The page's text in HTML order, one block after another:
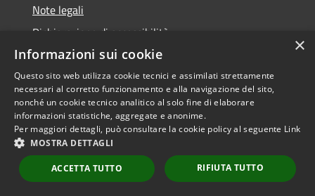
Note legali
Dichiarazione di accessibilità
RSS
Accessibilità
Privacy
Cookie
Mappa del sito
Copyright © 2026 • Comune di
Scarperia e San Piero •
Powered byMunicipium
Accesso redazione
×
Informazioni sui cookie
Questo sito web utilizza cookie tecnici e assimilati strettamente
necessari al corretto funzionamento e alla navigazione del sito,
nonché un cookie tecnico analitico al solo fine di elaborare
informazioni statistiche, aggregate e anonime.
Per maggiori dettagli, può consultare la cookie policy al seguente Link
MOSTRA DETTAGLI
ACCETTA TUTTO RIFIUTA TUTTO